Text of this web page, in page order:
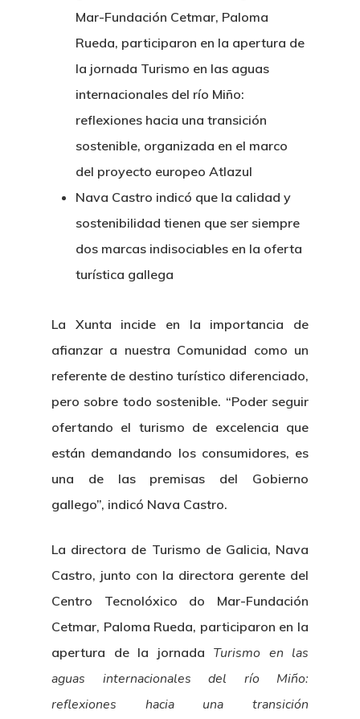
Mar-Fundación Cetmar, Paloma
Rueda, participaron en la apertura de
la jornada Turismo en las aguas
internacionales del río Miño:
reflexiones hacia una transición
sostenible, organizada en el marco
del proyecto europeo Atlazul
Nava Castro indicó que la calidad y
sostenibilidad tienen que ser siempre
dos marcas indisociables en la oferta
turística gallega
La Xunta incide en la importancia de
afianzar a nuestra Comunidad como un
referente de destino turístico diferenciado,
pero sobre todo sostenible. “Poder seguir
ofertando el turismo de excelencia que
están demandando los consumidores, es
una de las premisas del Gobierno
gallego”, indicó Nava Castro.
La directora de Turismo de Galicia, Nava
Castro, junto con la directora gerente del
Centro Tecnolóxico do Mar-Fundación
Cetmar, Paloma Rueda, participaron en la
apertura de la jornada Turismo en las
aguas internacionales del río Miño:
reflexiones hacia una transición